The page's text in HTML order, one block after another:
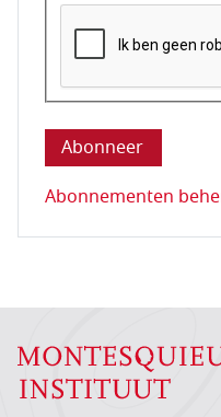
Deze vraag is om
Abonnementen